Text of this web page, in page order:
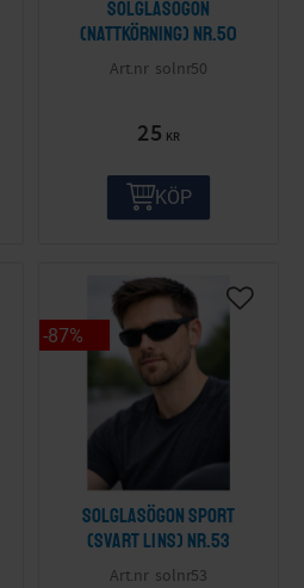
Solglasögon
(nattkörning) nr.50
solnr50
25 KR
KÖP
Solglasögon sport
(svart lins) nr.53
solnr53
87%